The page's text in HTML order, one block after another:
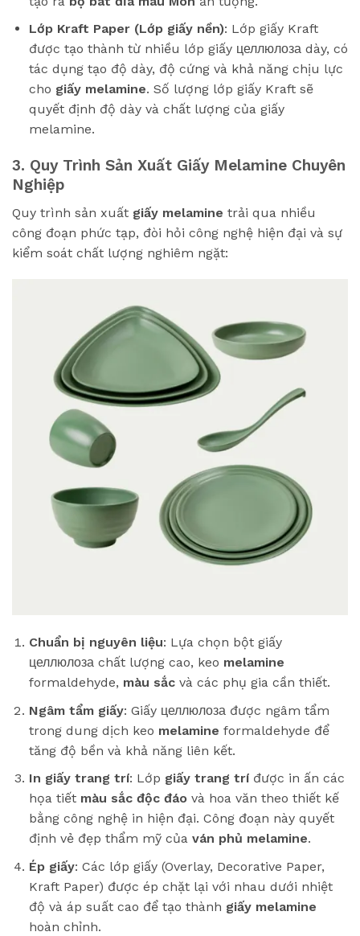
Lớp Kraft Paper (Lớp giấy nền): Lớp giấy Kraft
được tạo thành từ nhiều lớp giấy целлюлоза dày, có
tác dụng tạo độ dày, độ cứng và khả năng chịu lực
cho giấy melamine. Số lượng lớp giấy Kraft sẽ
quyết định độ dày và chất lượng của giấy
melamine.
3. Quy Trình Sản Xuất Giấy Melamine Chuyên
Nghiệp
Quy trình sản xuất giấy melamine trải qua nhiều
công đoạn phức tạp, đòi hỏi công nghệ hiện đại và sự
kiểm soát chất lượng nghiêm ngặt:
Chuẩn bị nguyên liệu: Lựa chọn bột giấy
целлюлоза chất lượng cao, keo melamine
formaldehyde, màu sắcvà các phụ gia cần thiết.
Ngâm tẩm giấy: Giấy целлюлоза được ngâm tẩm
trong dung dịch keo melamine formaldehyde để
tăng độ bền và khả năng liên kết.
In giấy trang trí: Lớp giấy trang tríđược in ấn các
họa tiết màu sắc độc đáovà hoa văn theo thiết kế
bằng công nghệ in hiện đại. Công đoạn này quyết
định vẻ đẹp thẩm mỹ của ván phủ melamine.
Ép giấy: Các lớp giấy (Overlay, Decorative Paper,
Kraft Paper) được ép chặt lại với nhau dưới nhiệt
độ và áp suất cao để tạo thành giấy melamine
hoàn chỉnh.